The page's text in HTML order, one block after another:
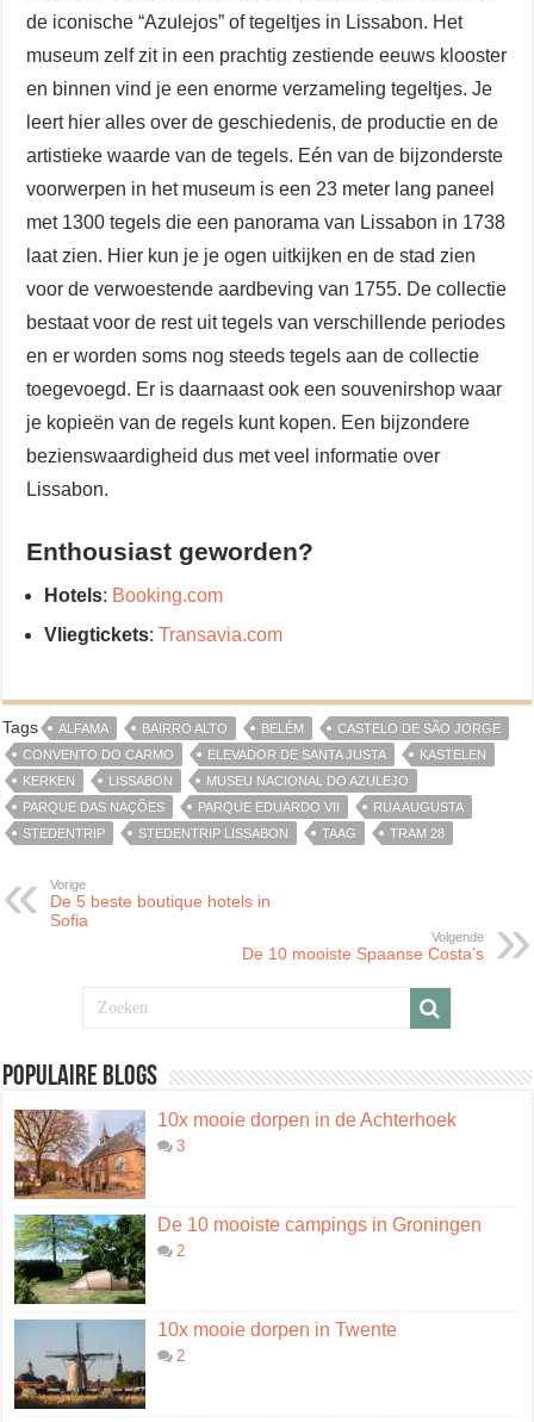
de iconische “Azulejos” of tegeltjes in Lissabon. Het
museum zelf zit in een prachtig zestiende eeuws klooster
en binnen vind je een enorme verzameling tegeltjes. Je
leert hier alles over de geschiedenis, de productie en de
artistieke waarde van de tegels. Eén van de bijzonderste
voorwerpen in het museum is een 23 meter lang paneel
met 1300 tegels die een panorama van Lissabon in 1738
laat zien. Hier kun je je ogen uitkijken en de stad zien
voor de verwoestende aardbeving van 1755. De collectie
bestaat voor de rest uit tegels van verschillende periodes
en er worden soms nog steeds tegels aan de collectie
toegevoegd. Er is daarnaast ook een souvenirshop waar
je kopieën van de regels kunt kopen. Een bijzondere
bezienswaardigheid dus met veel informatie over
Lissabon.
Enthousiast geworden?
Hotels: Booking.com
Vliegtickets:Transavia.com
Tags ALFAMA BAIRRO ALTO BELÉM
CASTELO DE SÃO JORGE
CONVENTO DO CARMO
ELEVADOR DE SANTA JUSTA
KASTELEN
KERKEN
LISSABON
MUSEU NACIONAL DO AZULEJO
PARQUE DAS NAÇÕES
PARQUE EDUARDO VII
RUA AUGUSTA
STEDENTRIP
STEDENTRIP LISSABON TAAG TRAM 28
Vorige
De 5 beste boutique hotels in
Sofia
Volgende
De 10 mooiste Spaanse Costa’s
Populaire blogs
10x mooie dorpen in de Achterhoek
3
De 10 mooiste campings in Groningen
2
10x mooie dorpen in Twente
2